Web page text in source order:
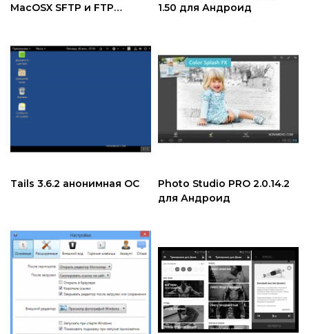
MacOSX SFTP и FTP
1.50 для Андроид
Tails 3.6.2 анонимная ОС
Photo Studio PRO 2.0.14.2
для Андроид